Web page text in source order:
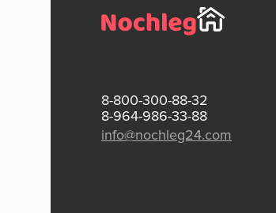
8-800-300-88-32
8-964-986-33-88
info@nochleg24.com